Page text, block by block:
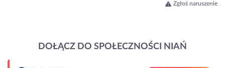
Zgłoś naruszenie
DOŁĄCZ DO SPOŁECZNOŚCI NIAŃ